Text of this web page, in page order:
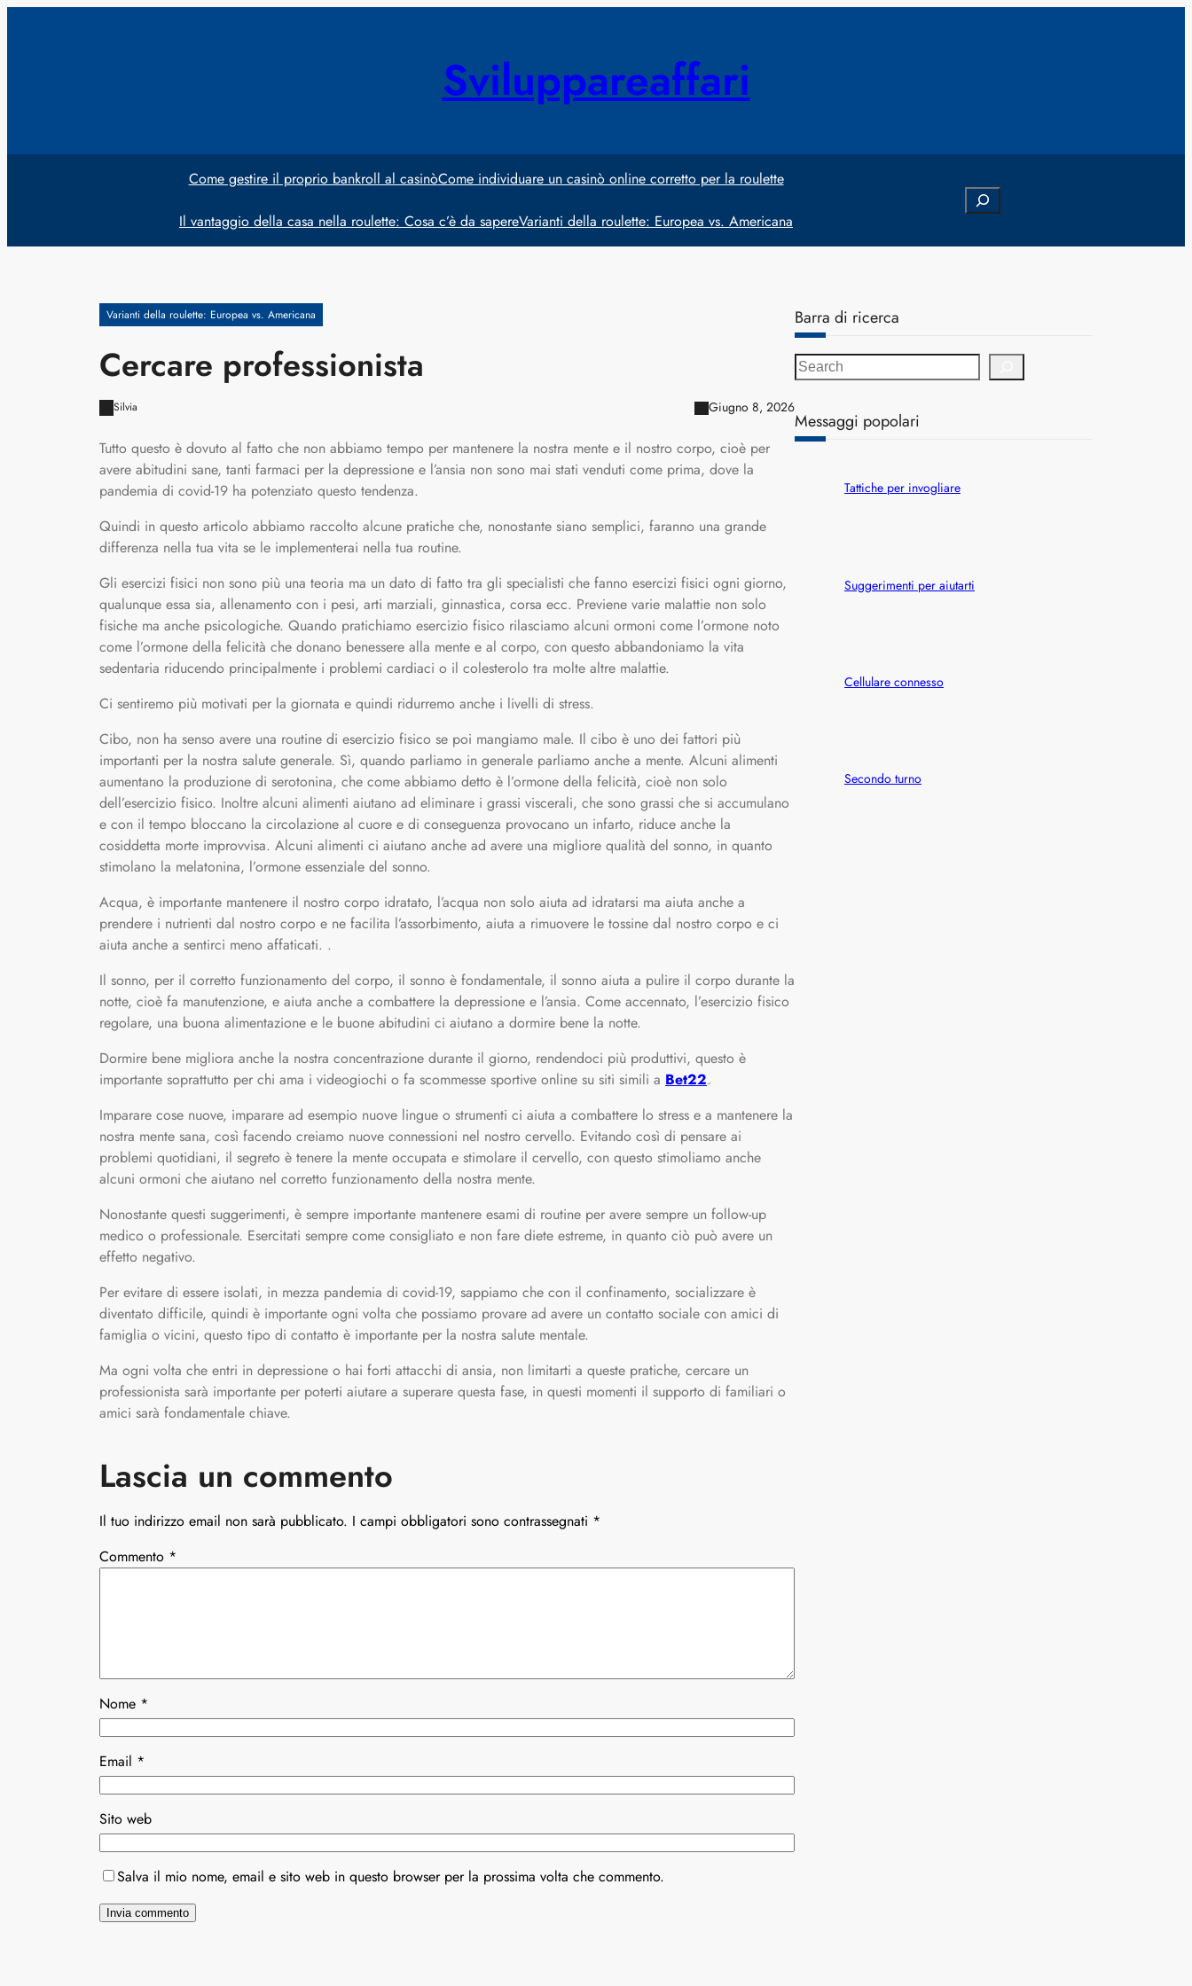
Sviluppareaffari
Come gestire il proprio bankroll al casinòCome individuare un casinò online corretto per la roulette
Il vantaggio della casa nella roulette: Cosa c’è da sapereVarianti della roulette: Europea vs. Americana
Search
Varianti della roulette: Europea vs. Americana
Cercare professionista
Silvia Giugno 8, 2026
Tutto questo è dovuto al fatto che non abbiamo tempo per mantenere la nostra mente e il nostro corpo, cioè per
avere abitudini sane, tanti farmaci per la depressione e l’ansia non sono mai stati venduti come prima, dove la
pandemia di covid-19 ha potenziato questo tendenza.
Quindi in questo articolo abbiamo raccolto alcune pratiche che, nonostante siano semplici, faranno una grande
differenza nella tua vita se le implementerai nella tua routine.
Gli esercizi fisici non sono più una teoria ma un dato di fatto tra gli specialisti che fanno esercizi fisici ogni giorno,
qualunque essa sia, allenamento con i pesi, arti marziali, ginnastica, corsa ecc. Previene varie malattie non solo
fisiche ma anche psicologiche. Quando pratichiamo esercizio fisico rilasciamo alcuni ormoni come l’ormone noto
come l’ormone della felicità che donano benessere alla mente e al corpo, con questo abbandoniamo la vita
sedentaria riducendo principalmente i problemi cardiaci o il colesterolo tra molte altre malattie.
Ci sentiremo più motivati ​​per la giornata e quindi ridurremo anche i livelli di stress.
Cibo, non ha senso avere una routine di esercizio fisico se poi mangiamo male. Il cibo è uno dei fattori più
importanti per la nostra salute generale. Sì, quando parliamo in generale parliamo anche a mente. Alcuni alimenti
aumentano la produzione di serotonina, che come abbiamo detto è l’ormone della felicità, cioè non solo
dell’esercizio fisico. Inoltre alcuni alimenti aiutano ad eliminare i grassi viscerali, che sono grassi che si accumulano
e con il tempo bloccano la circolazione al cuore e di conseguenza provocano un infarto, riduce anche la
cosiddetta morte improvvisa. Alcuni alimenti ci aiutano anche ad avere una migliore qualità del sonno, in quanto
stimolano la melatonina, l’ormone essenziale del sonno.
Acqua, è importante mantenere il nostro corpo idratato, l’acqua non solo aiuta ad idratarsi ma aiuta anche a
prendere i nutrienti dal nostro corpo e ne facilita l’assorbimento, aiuta a rimuovere le tossine dal nostro corpo e ci
aiuta anche a sentirci meno affaticati. .
Il sonno, per il corretto funzionamento del corpo, il sonno è fondamentale, il sonno aiuta a pulire il corpo durante la
notte, cioè fa manutenzione, e aiuta anche a combattere la depressione e l’ansia. Come accennato, l’esercizio fisico
regolare, una buona alimentazione e le buone abitudini ci aiutano a dormire bene la notte.
Dormire bene migliora anche la nostra concentrazione durante il giorno, rendendoci più produttivi, questo è
importante soprattutto per chi ama i videogiochi o fa scommesse sportive online su siti simili a Bet22.
Imparare cose nuove, imparare ad esempio nuove lingue o strumenti ci aiuta a combattere lo stress e a mantenere la
nostra mente sana, così facendo creiamo nuove connessioni nel nostro cervello. Evitando così di pensare ai
problemi quotidiani, il segreto è tenere la mente occupata e stimolare il cervello, con questo stimoliamo anche
alcuni ormoni che aiutano nel corretto funzionamento della nostra mente.
Nonostante questi suggerimenti, è sempre importante mantenere esami di routine per avere sempre un follow-up
medico o professionale. Esercitati sempre come consigliato e non fare diete estreme, in quanto ciò può avere un
effetto negativo.
Per evitare di essere isolati, in mezza pandemia di covid-19, sappiamo che con il confinamento, socializzare è
diventato difficile, quindi è importante ogni volta che possiamo provare ad avere un contatto sociale con amici di
famiglia o vicini, questo tipo di contatto è importante per la nostra salute mentale.
Ma ogni volta che entri in depressione o hai forti attacchi di ansia, non limitarti a queste pratiche, cercare un
professionista sarà importante per poterti aiutare a superare questa fase, in questi momenti il ​​supporto di familiari o
amici sarà fondamentale chiave.
Lascia un commento
Il tuo indirizzo email non sarà pubblicato. I campi obbligatori sono contrassegnati *
Commento *
Nome *
Email *
Sito web
Salva il mio nome, email e sito web in questo browser per la prossima volta che commento.
Barra di ricerca
S
e
a
r
c
Messaggi popolari
Tattiche per invogliare
Suggerimenti per aiutarti
Cellulare connesso
Secondo turno